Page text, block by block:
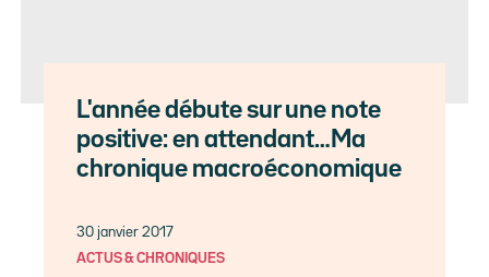
L'année débute sur une note
positive: en attendant…Ma
chronique macroéconomique
30 janvier 2017
ACTUS & CHRONIQUES